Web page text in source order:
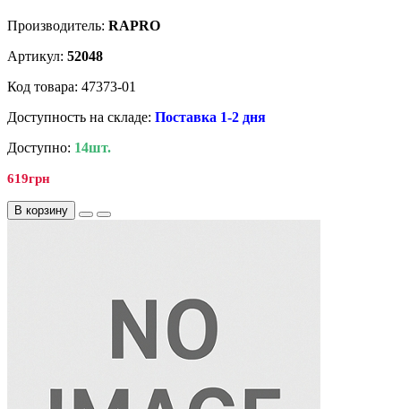
Производитель: RAPRO
Артикул: 52048
Код товара: 47373-01
Доступность на складе: Поставка 1-2 дня
Доступно: 14шт.
619грн
В корзину